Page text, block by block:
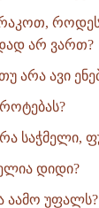
არ ვართ?
არა ავი
საჭმელი,
დიდი?
აამო უფალს?